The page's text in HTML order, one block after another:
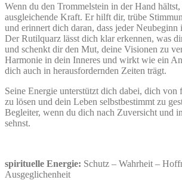
Wenn du den Trommelstein in der Hand hältst,
ausgleichende Kraft. Er hilft dir, trübe
und erinnert dich daran, dass jeder Neubeginn
Der Rutilquarz lässt dich klar erkennen, was
und schenkt dir den Mut, deine Visionen zu
Harmonie in dein Inneres und wirkt wie ein
dich auch in herausfordernden Zeiten trägt.
Seine Energie unterstützt dich dabei, dich von
zu lösen und dein Leben selbstbestimmt zu
Begleiter, wenn du dich nach Zuversicht und
sehnst.
spirituelle Energie: Schutz – Wahrheit –
Ausgeglichenheit